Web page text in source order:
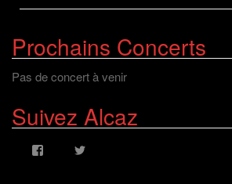
Prochains Concerts
Pas de concert à venir
Suivez Alcaz
Voir